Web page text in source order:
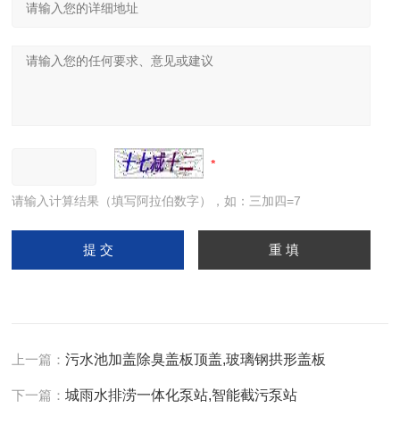
请输入计算结果（填写阿拉伯数字），如：三加四=7
上一篇：污水池加盖除臭盖板顶盖,玻璃钢拱形盖板
下一篇：城雨水排涝一体化泵站,智能截污泵站